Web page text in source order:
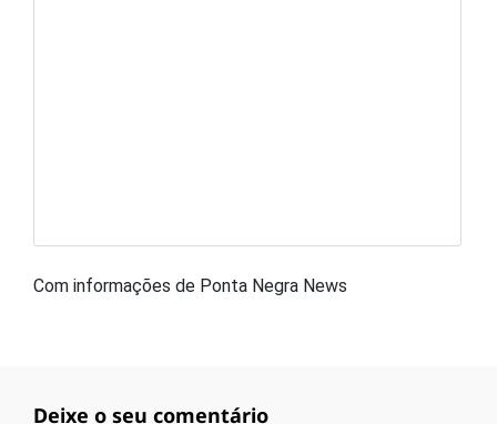
Com informações de Ponta Negra News
Deixe o seu comentário